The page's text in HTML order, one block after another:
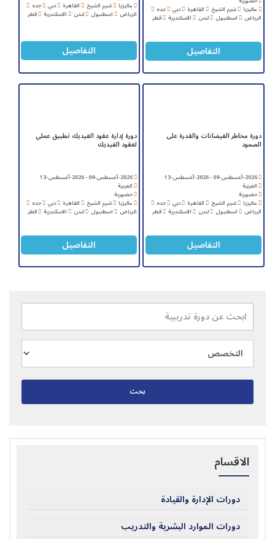
بحث
الاقسام
دورات الإدارة والقيادة
دورات الموارد البشرية والتدريب
ماليزيا شرم الشيخ القاهرة دبي جده
الرياض اسطنبول لندن الاسكندرية قطر
التفاصيل
ماليزيا شرم الشيخ القاهرة دبي جده
الرياض اسطنبول لندن الاسكندرية قطر
التفاصيل
دورة مخاطر الفيضانات والقدرة على
الصمود
2026-أغسطس-09 - 2026-أغسطس-13
العربية
حضورية
ماليزيا شرم الشيخ القاهرة دبي جده
الرياض اسطنبول لندن الاسكندرية قطر
التفاصيل
دورة إدارة عقود الفيديك تطبيق عملي
لعقود الفيديك
2026-أغسطس-09 - 2026-أغسطس-13
العربية
حضورية
ماليزيا شرم الشيخ القاهرة دبي جده
الرياض اسطنبول لندن الاسكندرية قطر
التفاصيل